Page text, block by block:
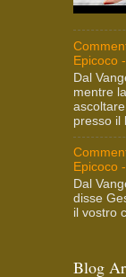
Epicoco
Dal
mentre
presso il
Epicoco
Dal
disse
il vostro
Blog